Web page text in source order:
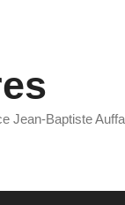
Jean-Baptiste